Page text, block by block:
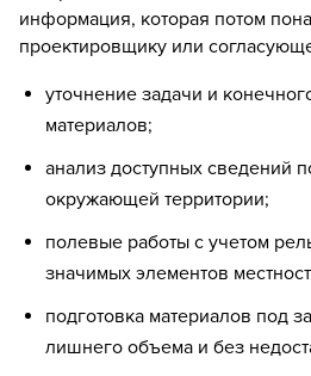
информация, которая потом
проектировщику или
уточнение задачи и
материалов;
анализ доступных сведений
окружающей территории;
полевые работы с учетом
значимых элементов
подготовка материалов под
лишнего объема и без